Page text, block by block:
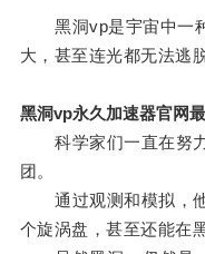
黑洞vp是宇宙中一种
大，甚至连光都无法逃
黑洞vp永久加速器官网
科学家们一直在努力
团。
通过观测和模拟，他
个旋涡盘，甚至还能在